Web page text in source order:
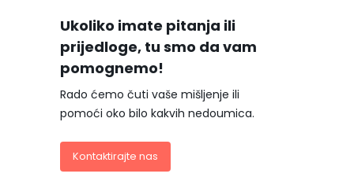
Ukoliko imate pitanja ili
prijedloge, tu smo da vam
pomognemo!
Rado ćemo čuti vaše mišljenje ili
pomoći oko bilo kakvih nedoumica.
Kontaktirajte nas